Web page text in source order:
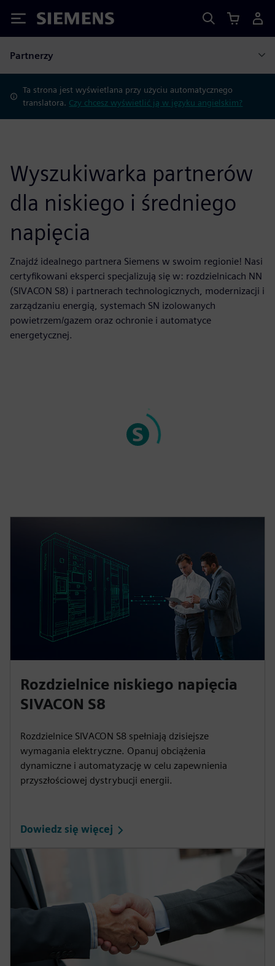
Siemens
Partnerzy
Ta strona jest wyświetlana przy użyciu automatycznego
translatora. Czy chcesz wyświetlić ją w języku angielskim?
Wyszukiwarka partnerów
dla niskiego i średniego
napięcia
Znajdź idealnego partnera Siemens w swoim regionie! Nasi
certyfikowani eksperci specjalizują się w: rozdzielnicach NN
(SIVACON S8) i partnerach technologicznych, modernizacji i
zarządzaniu energią, systemach SN izolowanych
powietrzem/gazem oraz ochronie i automatyce
energetycznej.
Rozdzielnice niskiego napięcia
SIVACON S8
Rozdzielnice SIVACON S8 spełniają dzisiejsze
wymagania elektryczne. Opanuj obciążenia
dynamiczne i automatyzację w celu zapewnienia
przyszłościowej dystrybucji energii.
Dowiedz się więcej